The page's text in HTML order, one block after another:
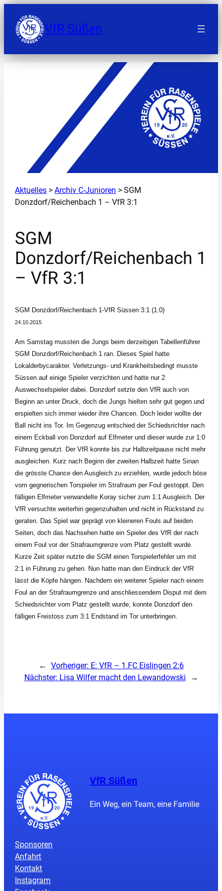
Inhalt
springen
VfR Süßen
Aktuelles >Archiv C-Junioren > SGM
Donzdorf/Reichenbach 1 – VfR 3:1
SGM
Donzdorf/Reichenbach 1
– VfR 3:1
SGM Donzdorf/Reichenbach 1-VfR Süssen 3:1 (1:0)
24.10.2015
Am Samstag mussten die Jungs beim derzeitigen Tabellenführer
SGM Donzdorf/Reichenbach 1 ran. Dieses Spiel hatte
Lokalderbycarakter. Verletzungs- und Krankheitsbedingt musste
Süssen auf einige Spieler verzichten und hatte nur 2
Auswechselspieler dabei. Donzdorf setzte den VfR auch von
Beginn an unter Druck, doch die Jungs hielten sehr gut gegen und
erspielten sich immer wieder ihre Chancen. Doch leider wollte der
Ball nicht ins Tor. Im Gegenzug entschied der Schiedsrichter nach
einem Eckball von Donzdorf auf Elfmeter und dieser wurde zur 1:0
Führung genutzt. Der VfR konnte bis zur Halbzeitpause nicht mehr
ausgleichen. Kurz nach Beginn der zweiten Halbzeit hatte Sinan
die grösste Chance den Ausgleich zu erziehlen, wurde jedoch böse
vom gegnerischen Torspieler im Strafraum per Foul gestoppt. Den
fälligen Elfmeter verwandelte Koray sicher zum 1:1 Ausgleich. Der
VfR versuchte weiterhin gegenzuhalten und nicht in Rückstand zu
geraten. Das Spiel war geprägt von kleineren Fouls auf beiden
Seiten, doch das Nachsehen hatte ein Spieler des VfR der nach
einem Foul vor der Strafraumgrenze vom Platz gestellt wurde.
Kurze Zeit später nutzte die SGM einen Torspielerfehler um mit
2:1 in Führung zu gehen. Nun hatte man den Eindruck der VfR
lässt die Köpfe hängen. Nachdem ein weiterer Spieler nach einem
Foul an der Strafraumgrenze und anschliessendem Disput mit dem
Schiedsrichter vom Platz gestellt wurde, konnte Donzdorf den
fälligen Freistoss zum 3:1 Endstand im Tor unterbringen.
← Vorheriger: E: VfR – 1.FC Eislingen 2:6
Nächster: Lisa Wilfer macht den Lewandowski →
VfR Süßen
Ein Weg, ein Team, eine Familie
Sponsoren
Anfahrt
Kontakt
Instagram